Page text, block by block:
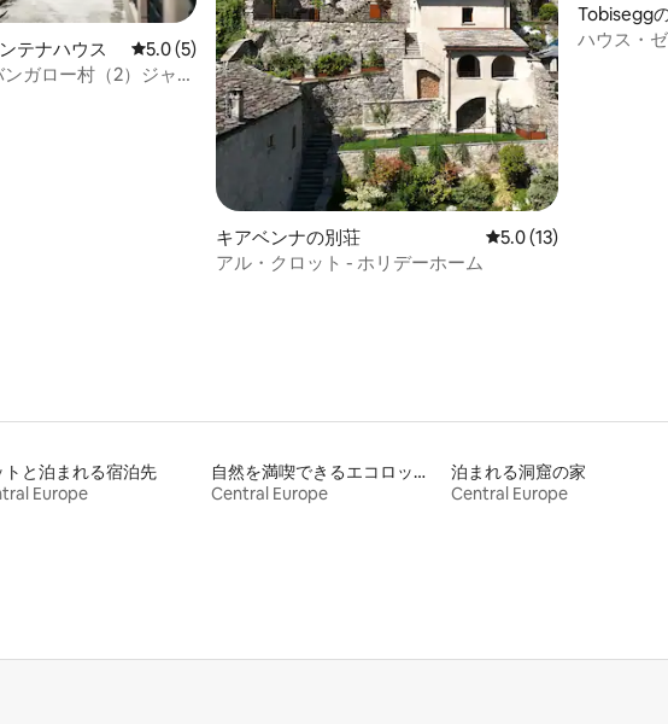
の平均評価
テナハウス レビュー5件、5つ星中5.0つ星の平均評価
5.0 (5)
ガロー村（2）ジャグ
キアベンナの別荘 レビュー13件、5つ星
5.0 (13)
アル・クロット - ホリデーホーム
Tobisegg
ハウス・
トと泊まれる宿泊先
Europe
自然を満喫できるエコロッジの宿泊施設
Central Europe
泊まれる洞窟の家
Central Europe